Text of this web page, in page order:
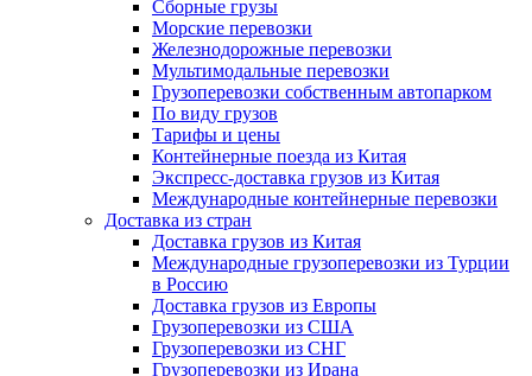
Сборные грузы
Морские перевозки
Железнодорожные перевозки
Мультимодальные перевозки
Грузоперевозки собственным автопарком
По виду грузов
Тарифы и цены
Контейнерные поезда из Китая
Экспресс-доставка грузов из Китая
Международные контейнерные перевозки
Доставка из стран
Доставка грузов из Китая
Международные грузоперевозки из Турции
в Россию
Доставка грузов из Европы
Грузоперевозки из США
Грузоперевозки из СНГ
Грузоперевозки из Ирана